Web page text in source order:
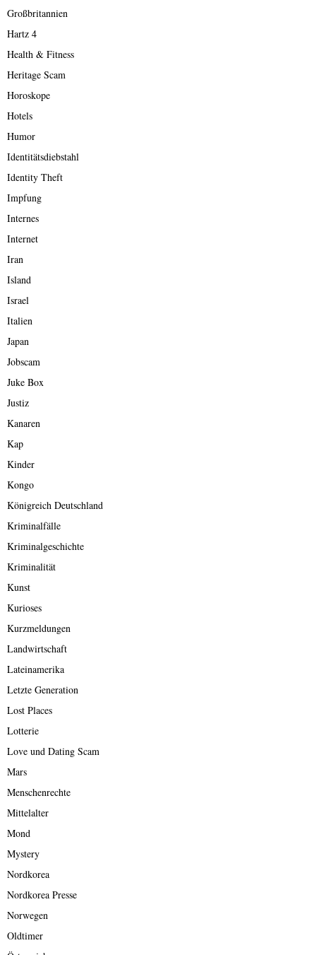
Großbritannien
Hartz 4
Health & Fitness
Heritage Scam
Horoskope
Hotels
Humor
Identitätsdiebstahl
Identity Theft
Impfung
Internes
Internet
Iran
Island
Israel
Italien
Japan
Jobscam
Juke Box
Justiz
Kanaren
Kap
Kinder
Kongo
Königreich Deutschland
Kriminalfälle
Kriminalgeschichte
Kriminalität
Kunst
Kurioses
Kurzmeldungen
Landwirtschaft
Lateinamerika
Letzte Generation
Lost Places
Lotterie
Love und Dating Scam
Mars
Menschenrechte
Mittelalter
Mond
Mystery
Nordkorea
Nordkorea Presse
Norwegen
Oldtimer